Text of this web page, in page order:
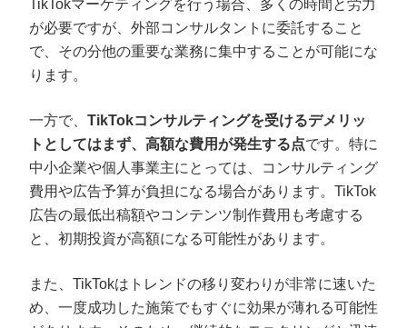
TikTokマーケティングを行う場合、多くの時間と労力
が必要ですが、外部コンサルタントに委託すること
で、その分他の重要な業務に集中することが可能にな
ります。
一方で、 TikTokコンサルティングを受けるデメリッ
トとしてはまず、高額な費用が発生する点です。特に
中小企業や個人事業主にとっては、コンサルティング
費用や広告予算が負担になる場合があります。TikTok
広告の最低出稿額やコンテンツ制作費用も考慮する
と、初期投資が高額になる可能性があります。
また、TikTokはトレンドの移り変わりが非常に速いた
め、一度成功した施策でもすぐに効果が薄れる可能性